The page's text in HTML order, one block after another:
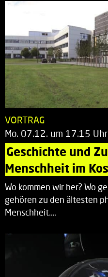
VORTRAG
Mo. 07.12. um 17.15 Uhr
Geschichte und
Menschheit im
Wo kommen wir her? Wo
gehören zu den ältesten
Menschheit.…